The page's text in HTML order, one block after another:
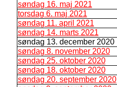
søndag 16. maj 2021
torsdag 6. maj 2021
søndag 11. april 2021
søndag 14. marts 2021
søndag 13. december 2020
søndag 8. november 2020
søndag 25. oktober 2020
søndag 18. oktober 2020
søndag 20. september 2020